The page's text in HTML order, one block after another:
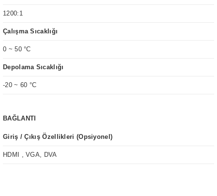
1200:1
Çalışma Sıcaklığı
0 ~ 50 °C
Depolama Sıcaklığı
-20 ~ 60 °C
BAĞLANTI
Giriş / Çıkış Özellikleri (Opsiyonel)
HDMI , VGA, DVA